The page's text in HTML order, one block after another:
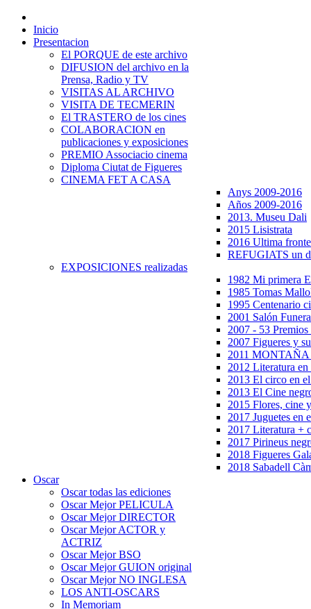
Inicio
Presentacion
El PORQUE de este archivo
DIFUSION del archivo en la
Prensa, Radio y TV
VISITAS AL ARCHIVO
VISITA DE TECMERIN
El TRASTERO de los cines
COLABORACION en
publicaciones y exposiciones
PREMIO Associacio cinema
Diploma Ciutat de Figueres
CINEMA FET A CASA
Anys 2009-2016
Años 2009-2016
2013. Museu Dali
2015 Lisistrata
2016 Ultima
REFUGIATS un
EXPOSICIONES realizadas
1982 Mi primera
1985 Tomas
1995 Centenario
2001 Salón
2007 - 53 Premios
2007 Figueres y
2011 MONTAÑA
2012 Literatura en
2013 El circo en
2013 El Cine
2015 Flores, cine
2017 Juguetes en
2017 Literatura +
2017 Pirineus
2018 Figueres
2018 Sabadell
Oscar
Oscar todas las ediciones
Oscar Mejor PELICULA
Oscar Mejor DIRECTOR
Oscar Mejor ACTOR y
ACTRIZ
Oscar Mejor BSO
Oscar Mejor GUION original
Oscar Mejor NO INGLESA
LOS ANTI-OSCARS
In Memoriam